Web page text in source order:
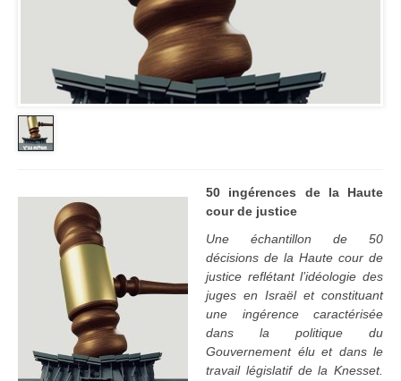
50 ingérences de la Haute
cour de justice
Une échantillon de 50
décisions de la Haute cour de
justice reflétant l’idéologie des
juges en Israël et constituant
une ingérence caractérisée
dans la politique du
Gouvernement élu et dans le
travail législatif de la Knesset.